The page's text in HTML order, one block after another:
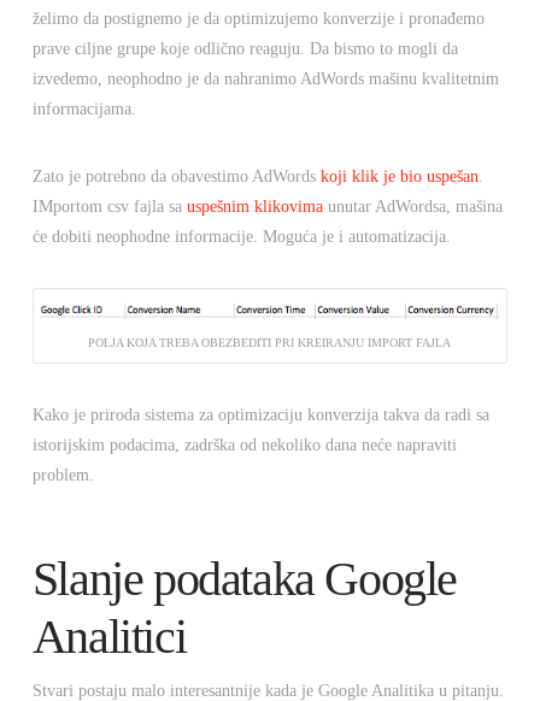
želimo da postignemo je da optimizujemo konverzije i pronađemo
prave ciljne grupe koje odlično reaguju. Da bismo to mogli da
izvedemo, neophodno je da nahranimo AdWords mašinu kvalitetnim
informacijama.
Zato je potrebno da obavestimo AdWords koji klik je bio uspešan
IMportom csv fajla sa uspešnim klikovimaunutar AdWordsa, mašina
će dobiti neophodne informacije. Moguća je i automatizacija.
POLJA KOJA TREBA OBEZBEDITI PRI KREIRANJU IMPORT FAJLA
Kako je priroda sistema za optimizaciju konverzija takva da radi sa
istorijskim podacima, zadrška od nekoliko dana neće napraviti
problem.
Slanje podataka Google
Analitici
Stvari postaju malo interesantnije kada je Google Analitika u pitanju.